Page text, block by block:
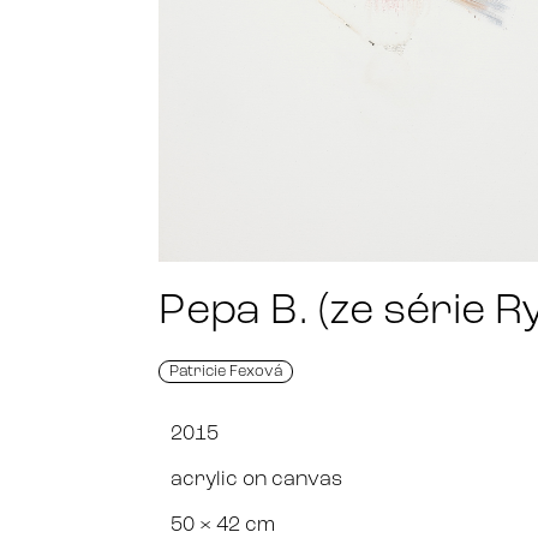
Pepa B. (ze série
Patricie Fexová
2015
acrylic on canvas
50 × 42 cm